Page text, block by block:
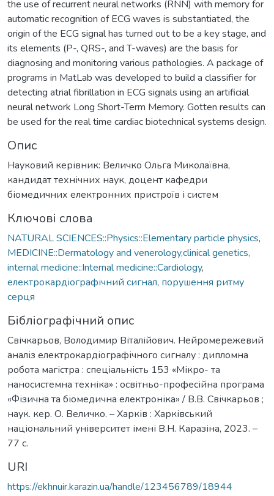
the use of recurrent neural networks (RNN) with memory for
automatic recognition of ECG waves is substantiated, the
origin of the ECG signal has turned out to be a key stage, and
its elements (P-, QRS-, and T-waves) are the basis for
diagnosing and monitoring various pathologies. A package of
programs in MatLab was developed to build a classifier for
detecting atrial fibrillation in ECG signals using an artificial
neural network Long Short-Term Memory. Gotten results can
be used for the real time cardiac biotechnical systems design.
Опис
Науковий керівник: Величко Ольга Миколаївна,
кандидат технічних наук, доцент кафедри
біомедичних електронних пристроїв і систем
Ключові слова
NATURAL SCIENCES::Physics::Elementary particle physics,
MEDICINE::Dermatology and venerology,clinical genetics,
internal medicine::Internal medicine::Cardiology,
електрокардіографічний сигнал, порушення ритму
серця
Бібліографічний опис
Свічкарьов, Володимир Віталійович. Нейромережевий
аналіз електрокардіографічного сигналу : дипломна
робота магістра : спеціальність 153 «Мікро- та
наносистемна техніка» : освітньо-професійна програма
«Фізична та біомедична електроніка» / В.В. Свічкарьов ;
наук. кер. О. Величко. – Харків : Харківський
національний університет імені В.Н. Каразіна, 2023. –
77 с.
URI
https://ekhnuir.karazin.ua/handle/123456789/18944